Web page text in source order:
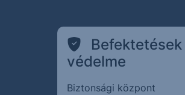
Befektetések
védelme
Biztonsági központ